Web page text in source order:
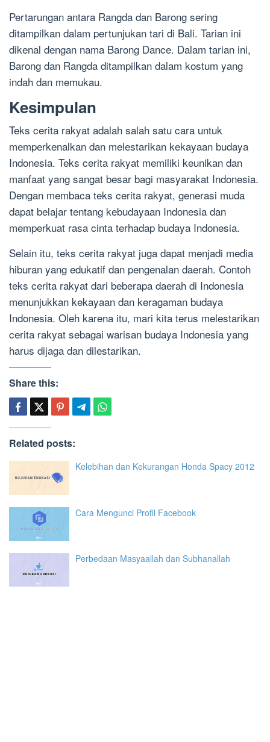
Pertarungan antara Rangda dan Barong sering
ditampilkan dalam pertunjukan tari di Bali. Tarian ini
dikenal dengan nama Barong Dance. Dalam tarian ini,
Barong dan Rangda ditampilkan dalam kostum yang
indah dan memukau.
Kesimpulan
Teks cerita rakyat adalah salah satu cara untuk
memperkenalkan dan melestarikan kekayaan budaya
Indonesia. Teks cerita rakyat memiliki keunikan dan
manfaat yang sangat besar bagi masyarakat Indonesia.
Dengan membaca teks cerita rakyat, generasi muda
dapat belajar tentang kebudayaan Indonesia dan
memperkuat rasa cinta terhadap budaya Indonesia.
Selain itu, teks cerita rakyat juga dapat menjadi media
hiburan yang edukatif dan pengenalan daerah. Contoh
teks cerita rakyat dari beberapa daerah di Indonesia
menunjukkan kekayaan dan keragaman budaya
Indonesia. Oleh karena itu, mari kita terus melestarikan
cerita rakyat sebagai warisan budaya Indonesia yang
harus dijaga dan dilestarikan.
Share this:
Related posts:
Kelebihan dan Kekurangan Honda Spacy 2012
Cara Mengunci Profil Facebook
Perbedaan Masyaallah dan Subhanallah